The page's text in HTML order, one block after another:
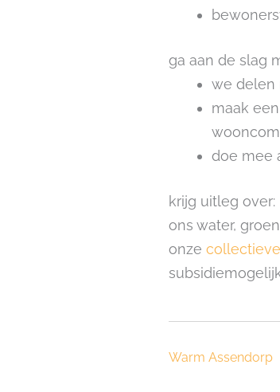
ga aan de slag
we delen
maak
doe mee
krijg uitleg over:
ons water,
onze
Warm Assendorp